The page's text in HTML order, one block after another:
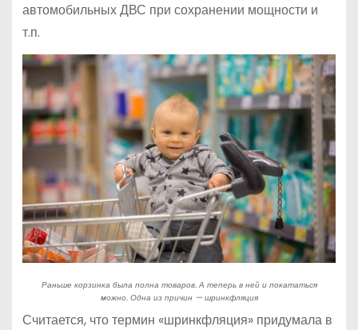
автомобильных ДВС при сохранении мощности и
т.п.
Раньше корзинка была полна товаров. А теперь в ней и покататься
можно. Одна из причин — шринкфляция
Считается, что термин «шринкфляция» придумала в